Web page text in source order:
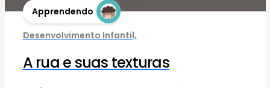
Apprendendo
Desenvolvimento Infantil,
A rua e suas texturas